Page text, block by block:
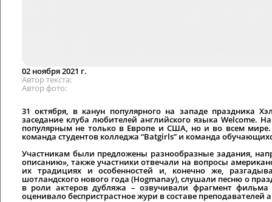
02 ноября 2021 г.
Автор текста
Автор фото
31 октября, в канун популярного на западе праздника
заседание клуба любителей английского языка
популярным не только в Европе и США, но и во всем
команда студентов колледжа “Batgirls” и команда
Участникам были предложены разнообразные задания,
описанию», также участники отвечали на вопросы
их традициях и особенностей и, конечно же,
шотландского нового года (Hogmanay), слушали песню о
в роли актеров дубляжа – озвучивали фрагмент
оценивало беспристрастное жури в составе